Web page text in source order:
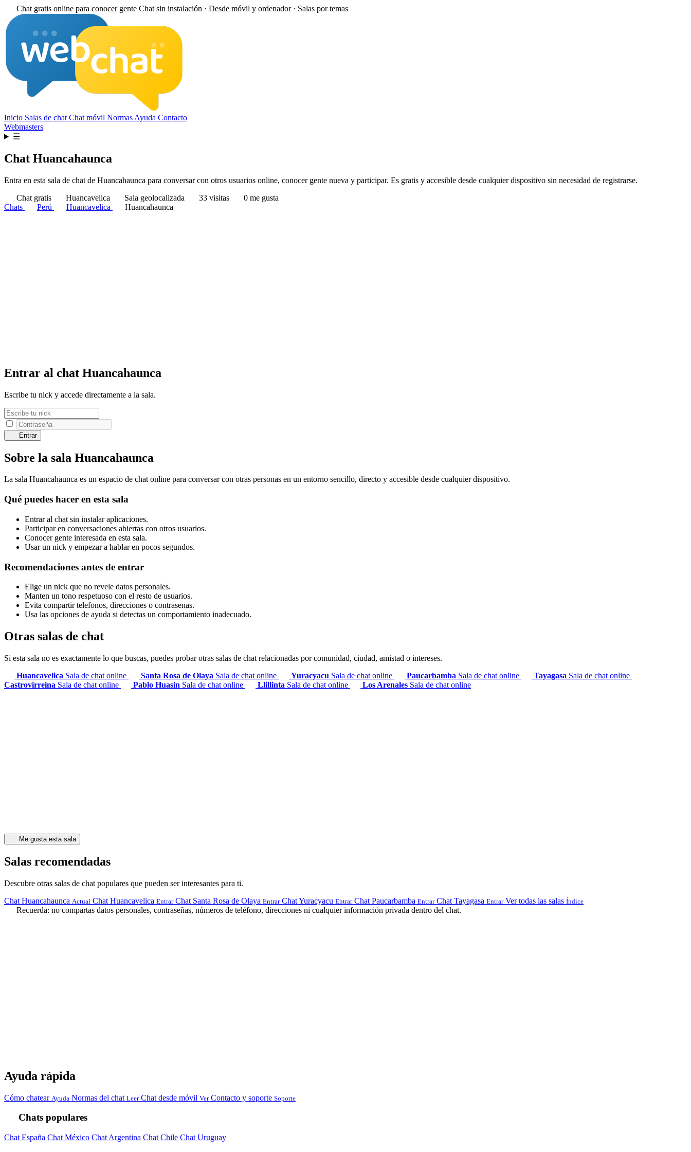
Chat gratis online para conocer gente Chat sin instalación · Desde móvil y ordenador · Salas por temas
Inicio Salas de chat Chat móvil Normas Ayuda Contacto
Webmasters
☰
Chat Huancahaunca
Entra en esta sala de chat de Huancahaunca para conversar con otros usuarios online, conocer gente nueva y participar. Es gratis y accesible desde cualquier dispositivo sin necesidad de registrarse.
Chat gratis
Huancavelica Sala geolocalizada 33 visitas
0 me gusta
Chats
Perú Huancavelica Huancahaunca
Entrar al chat Huancahaunca
Escribe tu nick y accede directamente a la sala.
Entrar
Sobre la sala Huancahaunca
La sala Huancahaunca es un espacio de chat online para conversar con otras personas en un entorno sencillo, directo y accesible desde cualquier dispositivo.
Qué puedes hacer en esta sala
Entrar al chat sin instalar aplicaciones.
Participar en conversaciones abiertas con otros usuarios.
Conocer gente interesada en esta sala.
Usar un nick y empezar a hablar en pocos segundos.
Recomendaciones antes de entrar
Elige un nick que no revele datos personales.
Manten un tono respetuoso con el resto de usuarios.
Evita compartir telefonos, direcciones o contrasenas.
Usa las opciones de ayuda si detectas un comportamiento inadecuado.
Otras salas de chat
Si esta sala no es exactamente lo que buscas, puedes probar otras salas de chat relacionadas por comunidad, ciudad, amistad o intereses.
Huancavelica Sala de chat online Santa Rosa de Olaya Sala de chat online Yuracyacu Sala de chat online Paucarbamba Sala de chat online Tayagasa Sala de chat online
Castrovirreina Sala de chat online Pablo Huasin Sala de chat online Llillinta Sala de chat online Los Arenales Sala de chat online
Me gusta esta sala
Salas recomendadas
Descubre otras salas de chat populares que pueden ser interesantes para ti.
Chat Huancahaunca Actual Chat Huancavelica Entrar Chat Santa Rosa de Olaya Entrar Chat Yuracyacu Entrar Chat Paucarbamba Entrar Chat Tayagasa Entrar Ver todas las salas Índice
Recuerda: no compartas datos personales, contraseñas, números de teléfono, direcciones ni cualquier información privada dentro del chat.
Ayuda rápida
Cómo chatear Ayuda Normas del chat Leer Chat desde móvil Ver Contacto y soporte Soporte
Chats populares
Chat España Chat México Chat Argentina Chat Chile Chat Uruguay